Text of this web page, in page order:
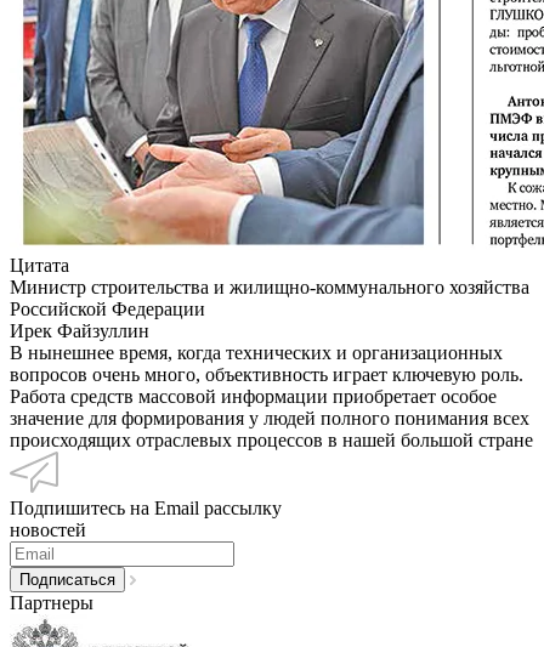
Цитата
Министр строительства и жилищно-коммунального хозяйства
Российской Федерации
Ирек Файзуллин
В нынешнее время, когда технических и организационных
вопросов очень много, объективность играет ключевую роль.
Работа средств массовой информации приобретает особое
значение для формирования у людей полного понимания всех
происходящих отраслевых процессов в нашей большой стране
Подпишитесь на Email рассылку
новостей
Партнеры